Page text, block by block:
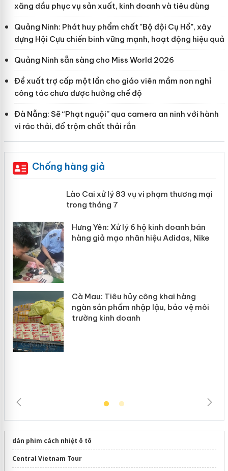
xăng dầu phục vụ sản xuất, kinh doanh và tiêu dùng
Quảng Ninh: Phát huy phẩm chất "Bộ đội Cụ Hồ", xây
dựng Hội Cựu chiến binh vững mạnh, hoạt động hiệu quả
Quảng Ninh sẵn sàng cho Miss World 2026
Đề xuất trợ cấp một lần cho giáo viên mầm non nghỉ
công tác chưa được hưởng chế độ
Đà Nẵng: Sẽ “Phạt nguội” qua camera an ninh với hành
vi rác thải, đổ trộm chất thải rắn
Chống hàng giả
Lào Cai xử lý 83 vụ vi phạm thương
mại trong tháng 7
dán phim cách nhiệt ô tô
Central Vietnam Tour